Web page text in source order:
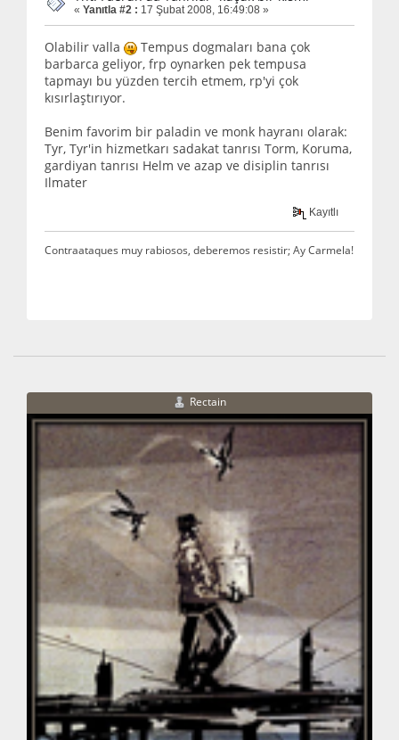
« Yanıtla #2 : 17 Şubat 2008, 16:49:08 »
Olabilir valla
Tempus dogmaları bana çok
barbarca geliyor, frp oynarken pek tempusa
tapmayı bu yüzden tercih etmem, rp'yi çok
kısırlaştırıyor.
Benim favorim bir paladin ve monk hayranı olarak:
Tyr, Tyr'in hizmetkarı sadakat tanrısı Torm, Koruma,
gardiyan tanrısı Helm ve azap ve disiplin tanrısı
Ilmater
Kayıtlı
Contraataques muy rabiosos, deberemos resistir; Ay Carmela!
Rectain